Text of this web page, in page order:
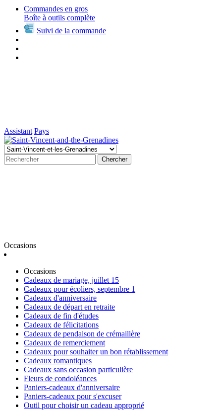
Commandes en gros
Boîte à outils complète
Suivi de la commande
Assistant Pays
Chercher
Occasions
Occasions
Cadeaux de mariage, juillet 15
Cadeaux pour écoliers, septembre 1
Cadeaux d'anniversaire
Cadeaux de départ en retraite
Cadeaux de fin d'études
Cadeaux de félicitations
Cadeaux de pendaison de crémaillère
Cadeaux de remerciement
Cadeaux pour souhaiter un bon rétablissement
Cadeaux romantiques
Cadeaux sans occasion particulière
Fleurs de condoléances
Paniers-cadeaux d'anniversaire
Paniers-cadeaux pour s'excuser
Outil pour choisir un cadeau approprié